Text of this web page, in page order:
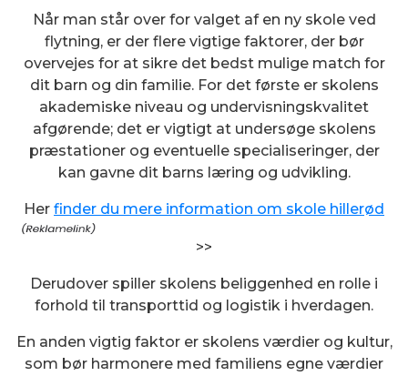
Når man står over for valget af en ny skole ved
flytning, er der flere vigtige faktorer, der bør
overvejes for at sikre det bedst mulige match for
dit barn og din familie. For det første er skolens
akademiske niveau og undervisningskvalitet
afgørende; det er vigtigt at undersøge skolens
præstationer og eventuelle specialiseringer, der
kan gavne dit barns læring og udvikling.
Her finder du mere information om skole hillerød
>>
Derudover spiller skolens beliggenhed en rolle i
forhold til transporttid og logistik i hverdagen.
En anden vigtig faktor er skolens værdier og kultur,
som bør harmonere med familiens egne værdier